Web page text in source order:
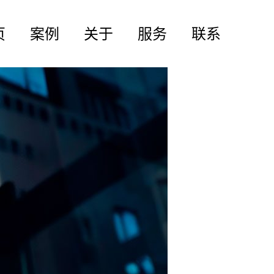
案例 关于 服务 联系